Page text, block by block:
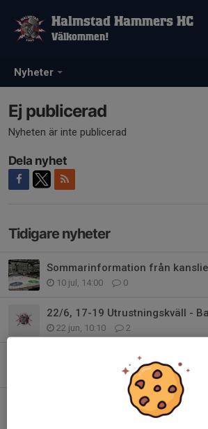
Nyheter
Halmstad Hammers HC
Välkommen!
Ej publicerad
Nyheten är inte publicerad
Dela nyhet
Tidigare nyheter
10 jul, 14:00 0
22 jun, 10:10 2
2
Medlemserbjudande från